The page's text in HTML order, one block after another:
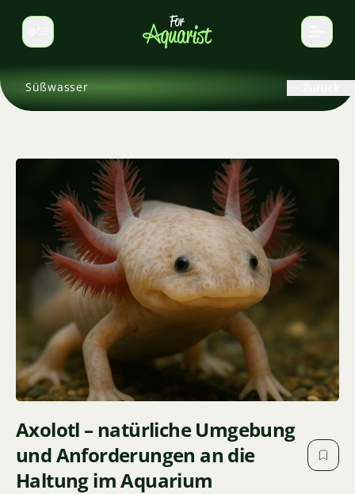
Sprache wechseln
Süßwasser
Axolotl – natürliche Umgebung
und Anforderungen an die
Haltung im Aquarium